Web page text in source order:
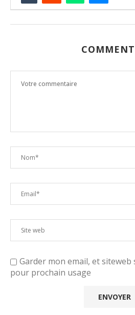
Garder mon email, et
pour prochain usage